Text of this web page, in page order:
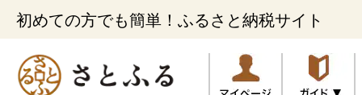
初めての方でも簡単！ふるさと納税サイト